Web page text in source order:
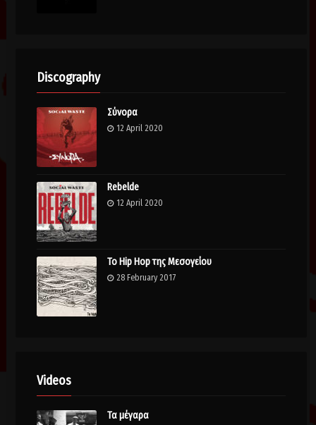
Discography
Σύνορα
12 April 2020
Rebelde
12 April 2020
Το Hip Hop της Μεσογείου
28 February 2017
Videos
Τα μέγαρα